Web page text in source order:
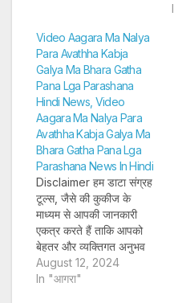
Video Aagara Ma Nalya
Para Avathha Kabja
Galya Ma Bhara Gatha
Pana Lga Parashana
Hindi News, Video
Aagara Ma Nalya Para
Avathha Kabja Galya Ma
Bhara Gatha Pana Lga
Parashana News In Hindi
Disclaimer हम डाटा संग्रह
टूल्स, जैसे की कुकीज के
माध्यम से आपकी जानकारी
एकत्र करते हैं ताकि आपको
बेहतर और व्यक्तिगत अनुभव
प्रदान कर सकें और लक्षित
विज्ञापन पेश कर सकें। अगर
August 12, 2024
In "आगरा"